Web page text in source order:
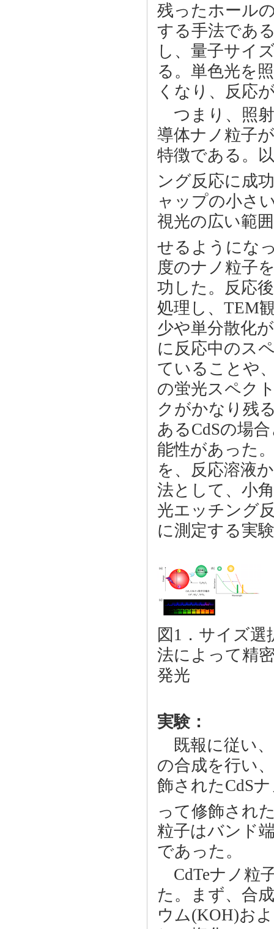
残ったホール
する手法であ
し、量子サイ
る。単色光を
くなり、反応
つまり、照
導体ナノ粒子
特徴である。
ング反応に成
ャップの小さ
視光の広い範
せるようにな
度のナノ粒子
功した。反応
処理し、TEM
少や単分散化
に反応中のス
ていることや
の蛍光スペク
クがかなり残
あるCdSの場
能性があった
を、反応溶液
法として、小
光エッチング
に測定する実
図1．サイズ
法によって精
発光
実験：
既報に従い、
の合成を行い
飾されたCdS
って修飾され
粒子はバンド
であった。
CdTeナノ粒
た。まず、合
ウム(KOH)お